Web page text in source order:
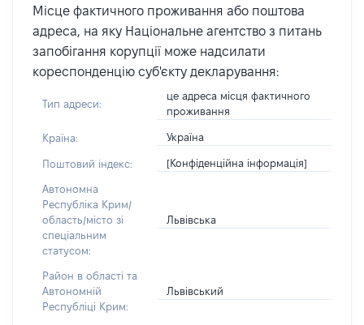
Місце фактичного проживання або поштова
адреса, на яку Національне агентство з питань
запобігання корупції може надсилати
кореспонденцію суб'єкту декларування:
Тип адреси:
це адреса місця фактичного
проживання
Країна: Україна
Поштовий індекс: [Конфіденційна інформація]
Автономна
Республіка Крим/
область/місто зі
спеціальним
статусом:
Львівська
Район в області та
Автономній
Республіці Крим:
Львівський